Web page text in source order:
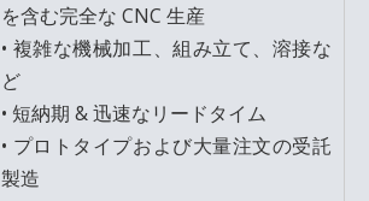
を含む完全な CNC 生産
• 複雑な機械加工、組み立て、溶接な
ど
• 短納期 & 迅速なリードタイム
• プロトタイプおよび大量注文の受託
製造